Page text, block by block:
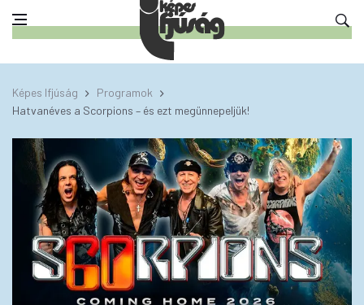
Képes Ifjúság
Programok
Hatvanéves a Scorpions – és ezt megünnepeljük!